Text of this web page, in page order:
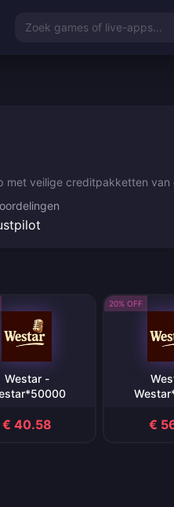
Zoek games of live-apps...
met veilige creditpakketten
Westar -
€ 40.58
20% OFF
€